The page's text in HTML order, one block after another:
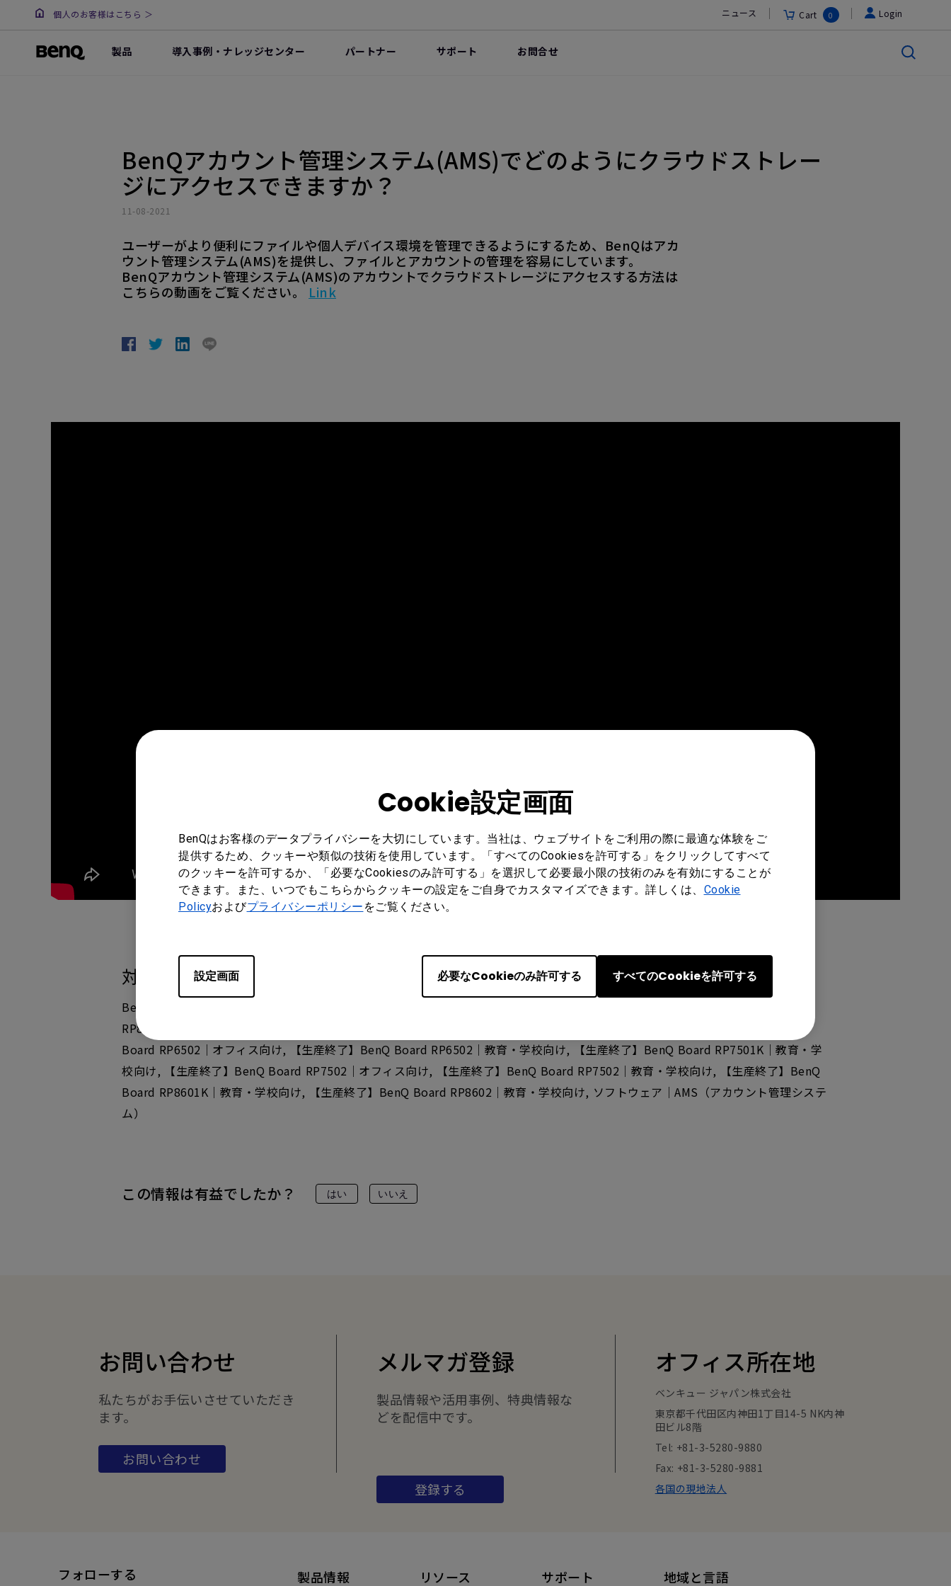
Cookie設定画面
BenQはお客様のデータプライバシーを大切にしています。当社は、ウェブサイトをご利用の際に最適な体験をご
提供するため、クッキーや類似の技術を使用しています。「すべてのCookiesを許可する」をクリックしてすべて
のクッキーを許可するか、「必要なCookiesのみ許可する」を選択して必要最小限の技術のみを有効にすることが
できます。また、いつでもこちらからクッキーの設定をご自身でカスタマイズできます。詳しくは、 Cookie
Policyおよびプライバシーポリシー をご覧ください。
設定画面 必要なCookieのみ許可する すべてのCookieを許可する
個人のお客様はこちら ＞ ニュース Cart 0 Login
製品 導入事例・ナレッジセンター パートナー サポート お問合せ
BenQアカウント管理システム(AMS)でどのようにクラウドストレー
ジにアクセスできますか？
11-08-2021
ユーザーがより便利にファイルや個人デバイス環境を管理できるようにするため、BenQはアカ
ウント管理システム(AMS)を提供し、ファイルとアカウントの管理を容易にしています。
BenQアカウント管理システム(AMS)のアカウントでクラウドストレージにアクセスする方法は
こちらの動画をご覧ください。 Link
対象製品
BenQ Board RP6503｜教育・学校向け（リダイレクト）, BenQ Board RP7503｜教育・学校向け（リダイレクト）, BenQ Board
RP8603｜教育・学校向け（リダイレクト）, RP8602, 【生産終了】BenQ Board RP6501K｜教育・学校向け, 【生産終了】BenQ
Board RP6502｜オフィス向け, 【生産終了】BenQ Board RP6502｜教育・学校向け, 【生産終了】BenQ Board RP7501K｜教育・学
校向け, 【生産終了】BenQ Board RP7502｜オフィス向け, 【生産終了】BenQ Board RP7502｜教育・学校向け, 【生産終了】BenQ
Board RP8601K｜教育・学校向け, 【生産終了】BenQ Board RP8602｜教育・学校向け, ソフトウェア｜AMS（アカウント管理システ
ム）
この情報は有益でしたか？ はい いいえ
お問い合わせ
私たちがお手伝いさせていただき
ます。
お問い合わせ
メルマガ登録
製品情報や活用事例、特典情報な
どを配信中です。
登録する
オフィス所在地
ベンキュー ジャパン株式会社
東京都千代田区内神田1丁目14-5 NK内神
田ビル8階
Tel: +81-3-5280-9880
Fax: +81-3-5280-9881
各国の現地法人
フォローする 製品情報 リソース サポート 地域と言語